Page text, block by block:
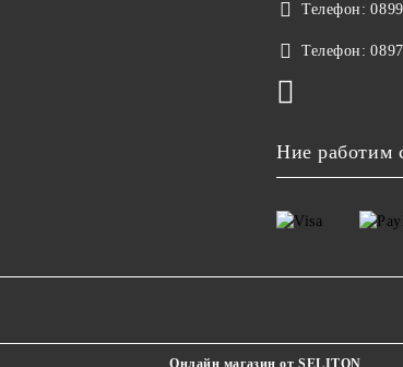
Телефон:
Телефон:
Ние работим
Онлайн магазин от SELITON